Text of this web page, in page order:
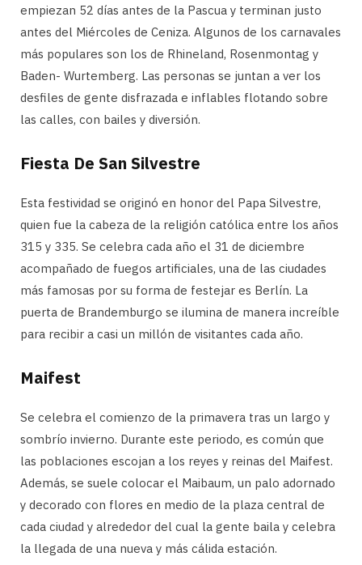
empiezan 52 días antes de la Pascua y terminan justo
antes del Miércoles de Ceniza. Algunos de los carnavales
más populares son los de Rhineland, Rosenmontag y
Baden- Wurtemberg. Las personas se juntan a ver los
desfiles de gente disfrazada e inflables flotando sobre
las calles, con bailes y diversión.
Fiesta De San Silvestre
Esta festividad se originó en honor del Papa Silvestre,
quien fue la cabeza de la religión católica entre los años
315 y 335. Se celebra cada año el 31 de diciembre
acompañado de fuegos artificiales, una de las ciudades
más famosas por su forma de festejar es Berlín. La
puerta de Brandemburgo se ilumina de manera increíble
para recibir a casi un millón de visitantes cada año.
Maifest
Se celebra el comienzo de la primavera tras un largo y
sombrío invierno. Durante este periodo, es común que
las poblaciones escojan a los reyes y reinas del Maifest.
Además, se suele colocar el Maibaum, un palo adornado
y decorado con flores en medio de la plaza central de
cada ciudad y alrededor del cual la gente baila y celebra
la llegada de una nueva y más cálida estación.